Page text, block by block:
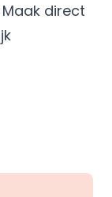
Maak direct